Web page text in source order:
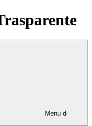
Menu di